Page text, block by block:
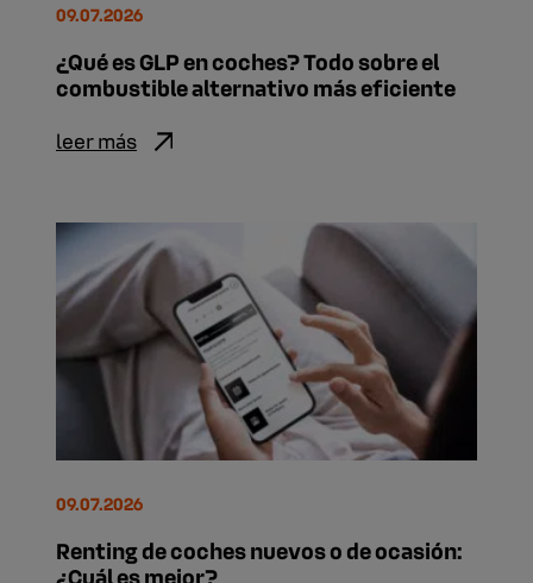
¿Qué es GLP en coches? Todo sobre el
combustible alternativo más eficiente
09.07.2026
leer más
Renting de coches nuevos o de ocasión:
¿Cuál es mejor?
09.07.2026